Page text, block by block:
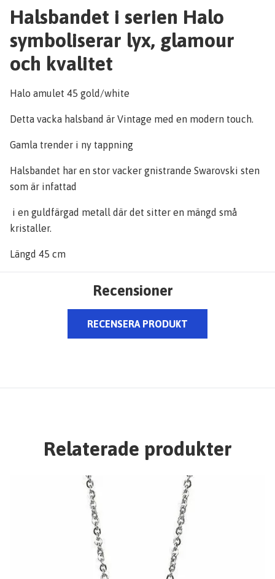
Halsbandet i serien Halo
symboliserar lyx, glamour
och kvalitet
Halo amulet 45 gold/white
Detta vacka halsband är Vintage med en modern touch.
Gamla trender i ny tappning
Halsbandet har en stor vacker gnistrande Swarovski sten
som är infattad
i en guldfärgad metall där det sitter en mängd små
kristaller.
Längd 45 cm
Recensioner
RECENSERA PRODUKT
Relaterade produkter